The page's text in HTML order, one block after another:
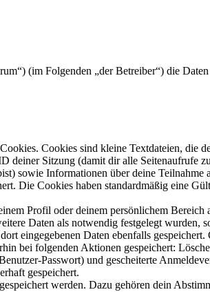
(im Folgenden „der Betreiber“) die
Cookies sind kleine Textdateien, die
deiner Sitzung (damit dir alle Seitenaufrufe
sowie Informationen über deine
Die Cookies haben standardmäßig eine
Profil oder deinem persönlichem
Daten als notwendig festgelegt wurden,
eingegebenen Daten ebenfalls
bei folgenden Aktionen gespeichert:
Passwort) und gescheiterte
gespeichert.
werden. Dazu gehören dein